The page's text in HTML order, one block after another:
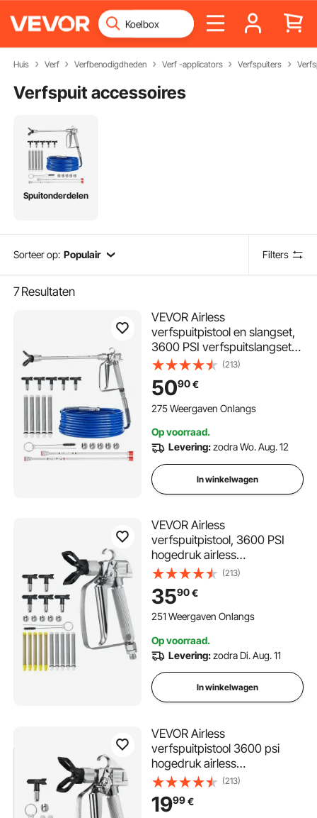
Huis Verf Verfbenodigdheden Verf -applicators Verfspuiters
Verfspuit accessoires
Spuitonderdelen
Sorteer op: Populair Filters
7Resultaten
VEVOR Airless
verfspuitpistool en slangset,
3600 PSI verfspuitslangset
met 5 tips, 211, 315, 417, 517,
623, Airless spuitpistoolset
met filters, slang en
verlengstangen
(213)
5090€
275 Weergaven Onlangs
Op voorraad.
Levering:zodra Wo. Aug. 12
In winkelwagen
VEVOR Airless
verfspuitpistool, 3600 PSI
hogedruk airless
verfspuitpistool met 5
spuitmonden, 211, 315, 417,
517, 623, airless
verfspuitpistoolset met filters,
(213)
3590€
251 Weergaven Onlangs
Op voorraad.
Levering:zodra Di. Aug. 11
In winkelwagen
VEVOR Airless
verfspuitpistool 3600 psi
hogedruk airless
verfspuitpistool met 517
spuitmond, draaibare airless
spuitpistoolset met filters,
(213)
1999€